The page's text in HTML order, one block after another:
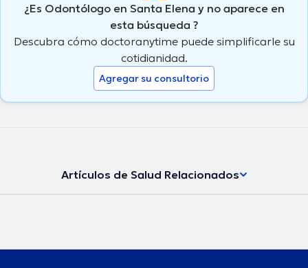
¿Es Odontólogo en Santa Elena y no aparece en
esta búsqueda ?
Descubra cómo doctoranytime puede simplificarle su
cotidianidad.
Agregar su consultorio
Artículos de Salud Relacionados